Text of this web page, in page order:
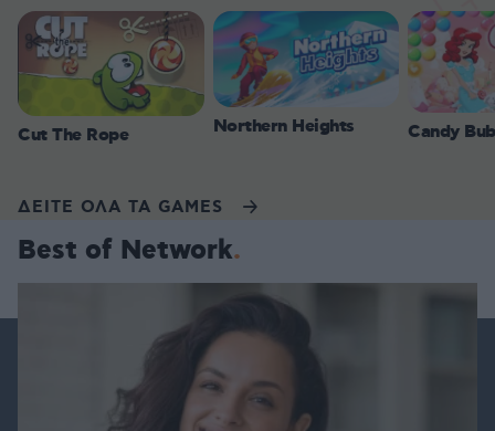
Cut The Rope Northern Heights Candy
ΔΕΙΤΕ ΟΛΑ ΤΑ GAMES
Best of Network